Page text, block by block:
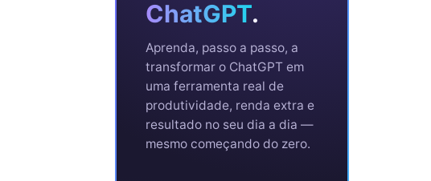
ChatGPT.
Aprenda, passo a passo, a
transformar o ChatGPT em
uma ferramenta real de
produtividade, renda extra e
resultado no seu dia a dia —
mesmo começando do zero.